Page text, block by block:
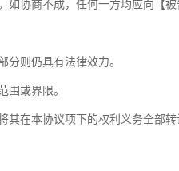
协商不成，任何一方均应向【被
则仍具有法律效力。
围或界限。
在本协议项下的权利义务全部